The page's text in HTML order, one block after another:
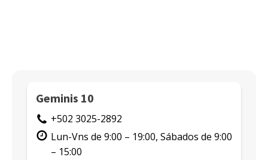
Geminis 10
+502 3025-2892
Lun-Vns de 9:00 – 19:00, Sábados de 9:00
– 15:00